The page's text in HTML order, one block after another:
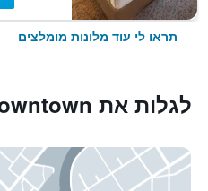
תראו לי עוד מלונות מומלצים
לגלות את Downtown, טביליסי